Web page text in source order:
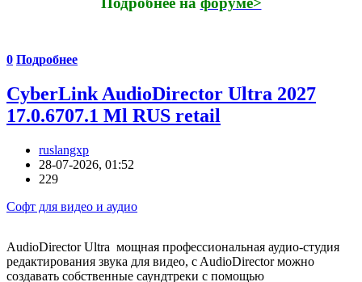
0 Подробнее
CyberLink AudioDirector Ultra 2027
17.0.6707.1 Ml RUS retail
ruslangxp
28-07-2026, 01:52
229
Софт для видео и аудио
AudioDirector Ultra мощная профессиональная аудио-студия
редактирования звука для видео, c AudioDirector можно
создавать собственные саундтреки с помощью